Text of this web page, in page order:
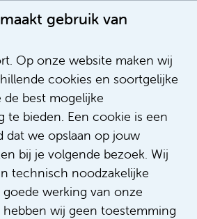
gebruik van
Op onze website maken wij
cookies en soortgelijke
best mogelijke
te bieden. Een cookie is een
dat we opslaan op jouw
bij je volgende bezoek. Wij
technisch noodzakelijke
werking van onze
wij geen toestemming